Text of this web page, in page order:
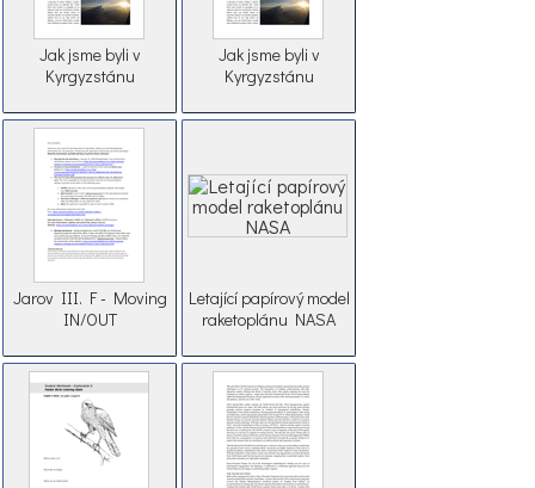
Jak jsme byli v
Kyrgyzstánu
Jak jsme byli v
Kyrgyzstánu
Jarov III. F - Moving
IN/OUT
Letající papírový model
raketoplánu NASA